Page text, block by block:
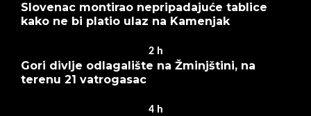
Slovenac montirao nepripadajuće tablice
kako ne bi platio ulaz na Kamenjak
2 h
Gori divlje odlagalište na Žminjštini, na
terenu 21 vatrogasac
4 h